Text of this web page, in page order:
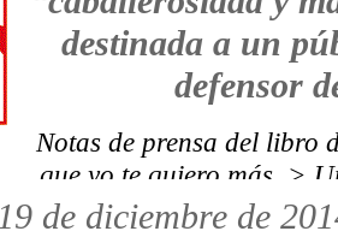
19 de diciembre de